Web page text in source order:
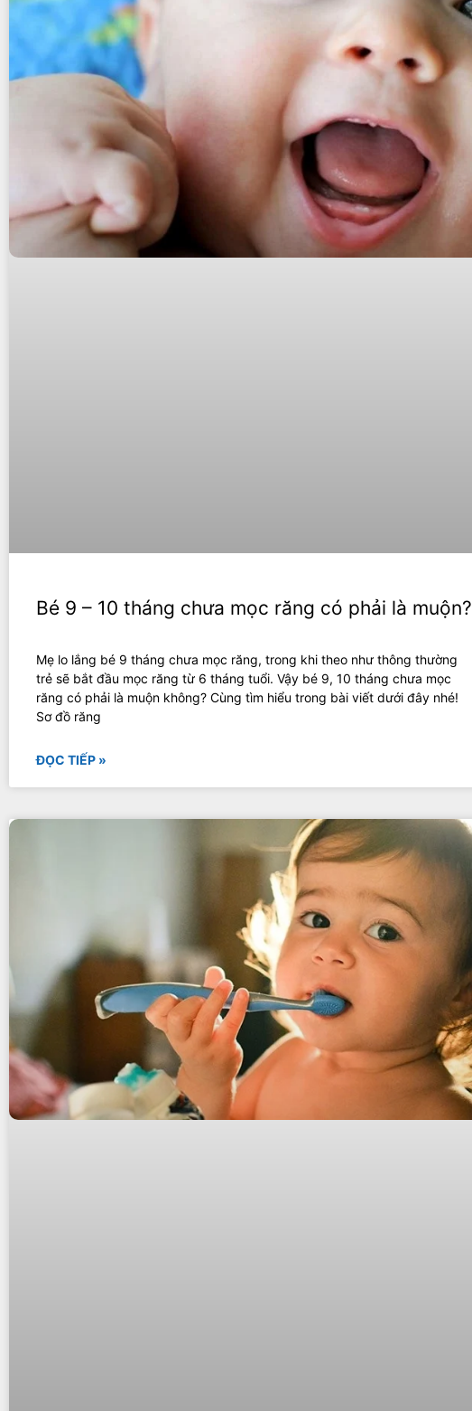
Bé 9 – 10 tháng chưa mọc răng có phải là muộn?
Mẹ lo lắng bé 9 tháng chưa mọc răng, trong khi theo như thông thường
trẻ sẽ bắt đầu mọc răng từ 6 tháng tuổi. Vậy bé 9, 10 tháng chưa mọc
răng có phải là muộn không? Cùng tìm hiểu trong bài viết dưới đây nhé!
Sơ đồ răng
ĐỌC TIẾP »